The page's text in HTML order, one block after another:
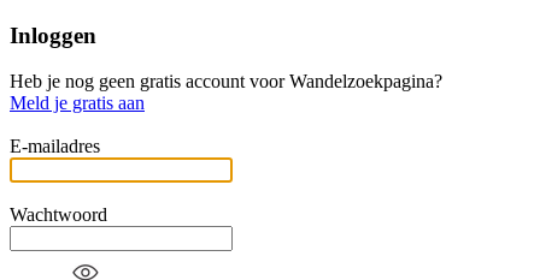
Inloggen
Heb je nog geen gratis account voor Wandelzoekpagina?
Meld je gratis aan
E-mailadres
Wachtwoord